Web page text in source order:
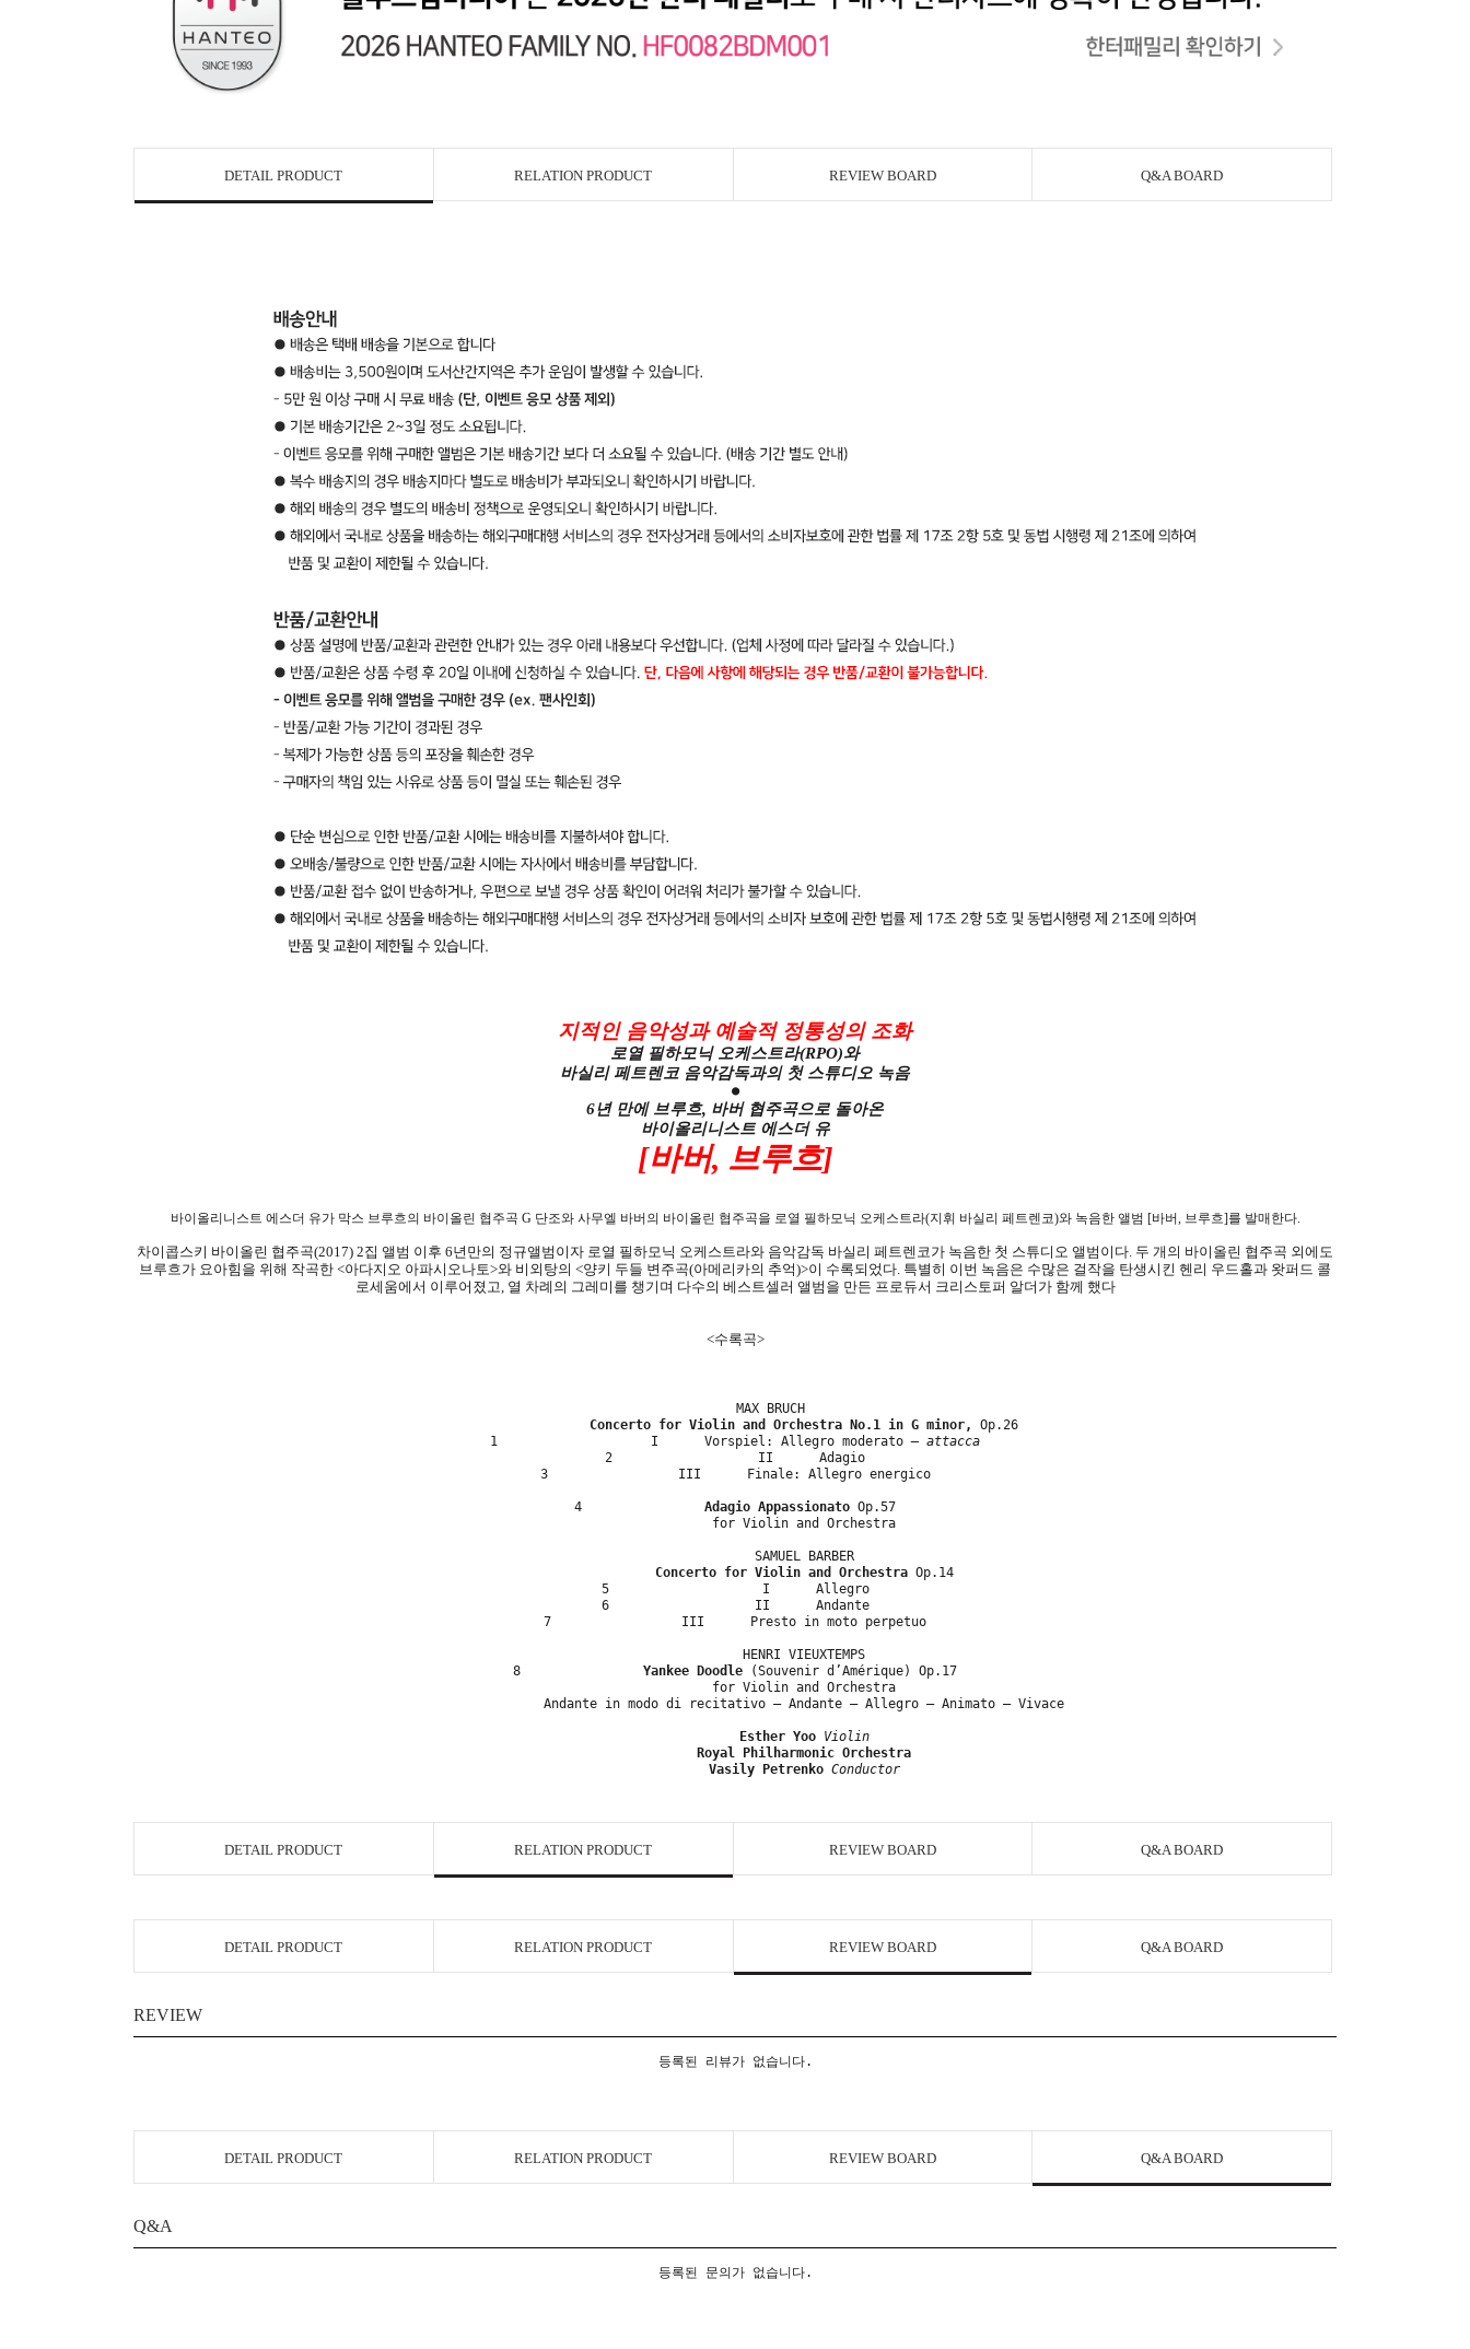
DETAIL PRODUCT RELATION PRODUCT REVIEW BOARD Q&A BOARD
지적인 음악성과 예술적 정통성의 조화
로열 필하모닉 오케스트라(RPO)와
바실리 페트렌코 음악감독과의 첫 스튜디오 녹음
●
6년 만에 브루흐, 바버 협주곡으로 돌아온
바이올리니스트 에스더 유
[바버, 브루흐]
바이올리니스트 에스더 유가 막스 브루흐의 바이올린 협주곡 G 단조와 사무엘 바버의 바이올린 협주곡을 로열 필하모닉 오케스트라(지휘 바실리 페트렌코)와 녹음한 앨범 [바버, 브루흐]를 발매한다.
차이콥스키 바이올린 협주곡(2017) 2집 앨범 이후 6년만의 정규앨범이자 로열 필하모닉 오케스트라와 음악감독 바실리 페트렌코가 녹음한 첫 스튜디오 앨범이다 두 개의 바이올린 협주곡 외에도
브루흐가 요아힘을 위해 작곡한 <아다지오 아파시오나토>와 비외탕의 <양키 두들 변주곡(아메리카의 추억)>이 수록되었다 특별히 이번 녹음은 수많은 걸작을 탄생시킨 헨리 우드홀과 왓퍼드 콜
로세움에서 이루어졌고 열 차례의 그레미를 챙기며 다수의 베스트셀러 앨범을 만든 프로듀서 크리스토퍼 알더가 함께 했다
<수록곡>
MAX BRUCH
Concerto for Violin and Orchestra No.1 in G minor, Op.26
1
I Vorspiel: Allegro moderato– attacca
2
II
Adagio
3
III Finale: Allegro energico
4 Adagio Appassionato Op.57
for Violin and Orchestra
SAMUEL BARBER
Concerto for Violin and OrchestraOp.14
5
I
Allegro
6
II
Andante
7
III Presto in moto perpetuo
HENRI VIEUXTEMPS
8
Yankee Doodle (Souvenir d’Amérique) Op.17
for Violin and Orchestra
Andante in modo di recitativo – Andante – Allegro – Animato – Vivace
Esther Yoo
Violin
Royal Philharmonic Orchestra
Vasily Petrenko Conductor
DETAIL PRODUCT RELATION PRODUCT REVIEW BOARD Q&A BOARD
DETAIL PRODUCT RELATION PRODUCT REVIEW BOARD Q&A BOARD
REVIEW
등록된 리뷰가 없습니다.
DETAIL PRODUCT RELATION PRODUCT REVIEW BOARD Q&A BOARD
Q&A
등록된 문의가 없습니다.